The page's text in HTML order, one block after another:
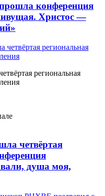
конференция
Христос —
региональная
четвёртая
душа моя,